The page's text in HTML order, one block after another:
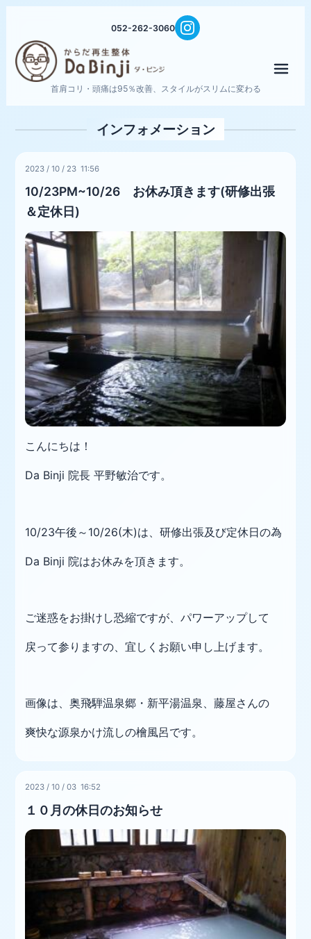
052-262-3060
首肩コリ・頭痛は95％改善、スタイルがスリムに変わる
インフォメーション
2023 /10 / 23 11:56
10/23PM~10/26 お休み頂きます(研修出張
＆定休日)
こんにちは！
Da Binji 院長 平野敏治です。
10/23午後～10/26(木)は、研修出張及び定休日の為
Da Binji 院はお休みを頂きます。
ご迷惑をお掛けし恐縮ですが、パワーアップして
戻って参りますの、宜しくお願い申し上げます。
画像は、奥飛騨温泉郷・新平湯温泉、藤屋さんの
爽快な源泉かけ流しの檜風呂です。
2023 /10 /03 16:52
１０月の休日のお知らせ